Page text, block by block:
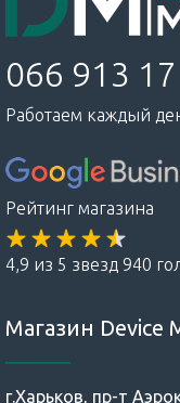
066 913
Работаем каждый
Рейтинг магазина
4,9 из 5 звезд 940
Магазин Device
г.Харьков, пр-т